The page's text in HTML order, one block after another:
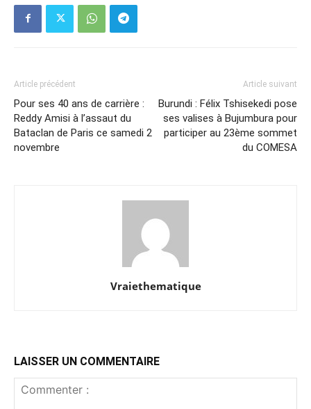
Article précédent
Pour ses 40 ans de carrière :
Reddy Amisi à l’assaut du
Bataclan de Paris ce samedi 2
novembre
Article suivant
Burundi : Félix Tshisekedi pose
ses valises à Bujumbura pour
participer au 23ème sommet
du COMESA
Vraiethematique
LAISSER UN COMMENTAIRE